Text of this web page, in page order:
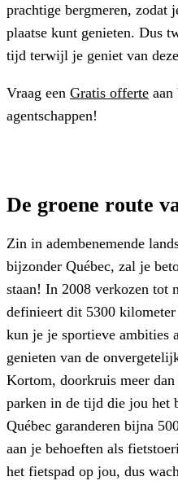
prachtige bergmeren, zodat
plaatse kunt genieten. Dus
tijd terwijl je geniet van
Vraag een Gratis offerte
agentschappen!
De groene route
Zin in adembenemende
bijzonder Québec, zal je
staan! In 2008 verkozen tot
definieert dit 5300
kun je je sportieve ambities
genieten van de
Kortom, doorkruis meer
parken in de tijd die jou het
Québec garanderen bijna
aan je behoeften als
het fietspad op jou, dus